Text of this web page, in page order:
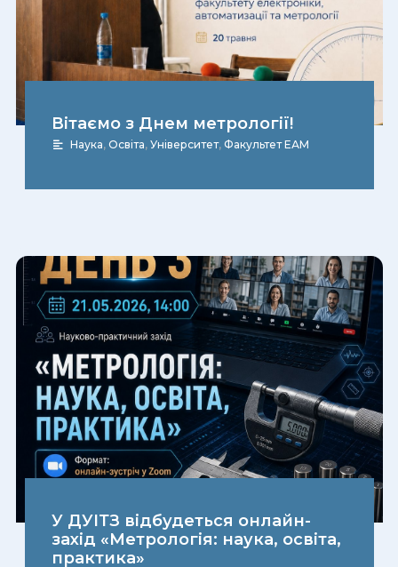
Вітаємо з Днем метрології!
Наука, Освіта, Університет, Факультет ЕАМ
У ДУІТЗ відбудеться онлайн-
захід «Метрологія: наука, освіта,
практика»